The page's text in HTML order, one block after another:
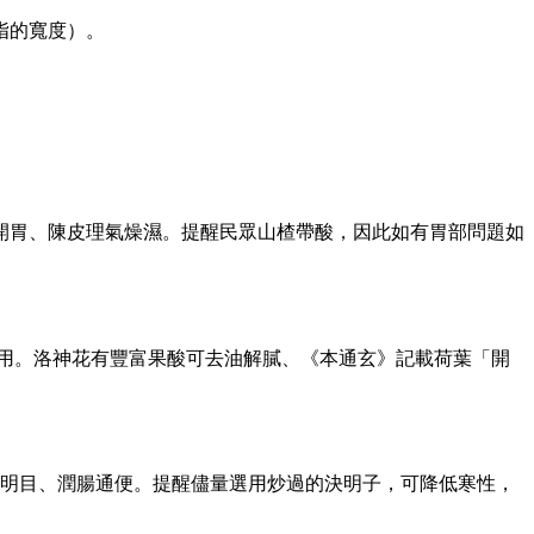
寬度）。
、陳皮理氣燥濕。提醒民眾山楂帶酸，因此如有胃部問題如
。洛神花有豐富果酸可去油解膩、《本通玄》記載荷葉「開
目、潤腸通便。提醒儘量選用炒過的決明子，可降低寒性，